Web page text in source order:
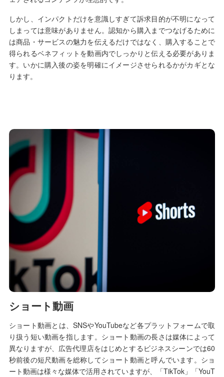
しかし、インパクトだけを意識しすぎて訴求目的が不明になって
しまっては意味がありません。認知から購入までつなげるために
は商品・サービスの魅力を伝えるだけではなく、購入することで
得られるベネフィットを動画内でしっかりと伝える必要がありま
す。いかに購入後の姿を明確にイメージさせられるかがカギとな
ります。
ショート動画
ショート動画とは、SNSやYouTubeなど各プラットフォームで取
り扱う短い動画を指します。ショート動画の長さは媒体によって
異なりますが、広告代理店をはじめとするビジネスシーンでは60
秒前後の短尺動画を総称してショート動画と呼んでいます。ショ
ート動画は様々な媒体で活用されていますが、「TikTok」「YouT